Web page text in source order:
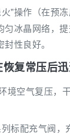
"操作（在预
匀冰晶网络，
性良好。
复常压后
境空气复压，
标配充气阀，